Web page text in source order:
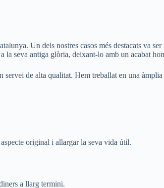
Un dels nostres casos més destacats va ser
la seva antiga glòria, deixant-lo amb un acabat
de alta qualitat. Hem treballat en una
original i allargar la seva vida útil.
a llarg termini.